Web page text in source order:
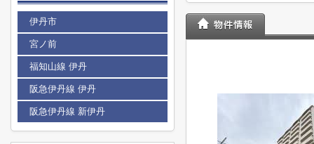
伊丹市
宮ノ前
福知山線 伊丹
阪急伊丹線 伊丹
阪急伊丹線 新伊丹